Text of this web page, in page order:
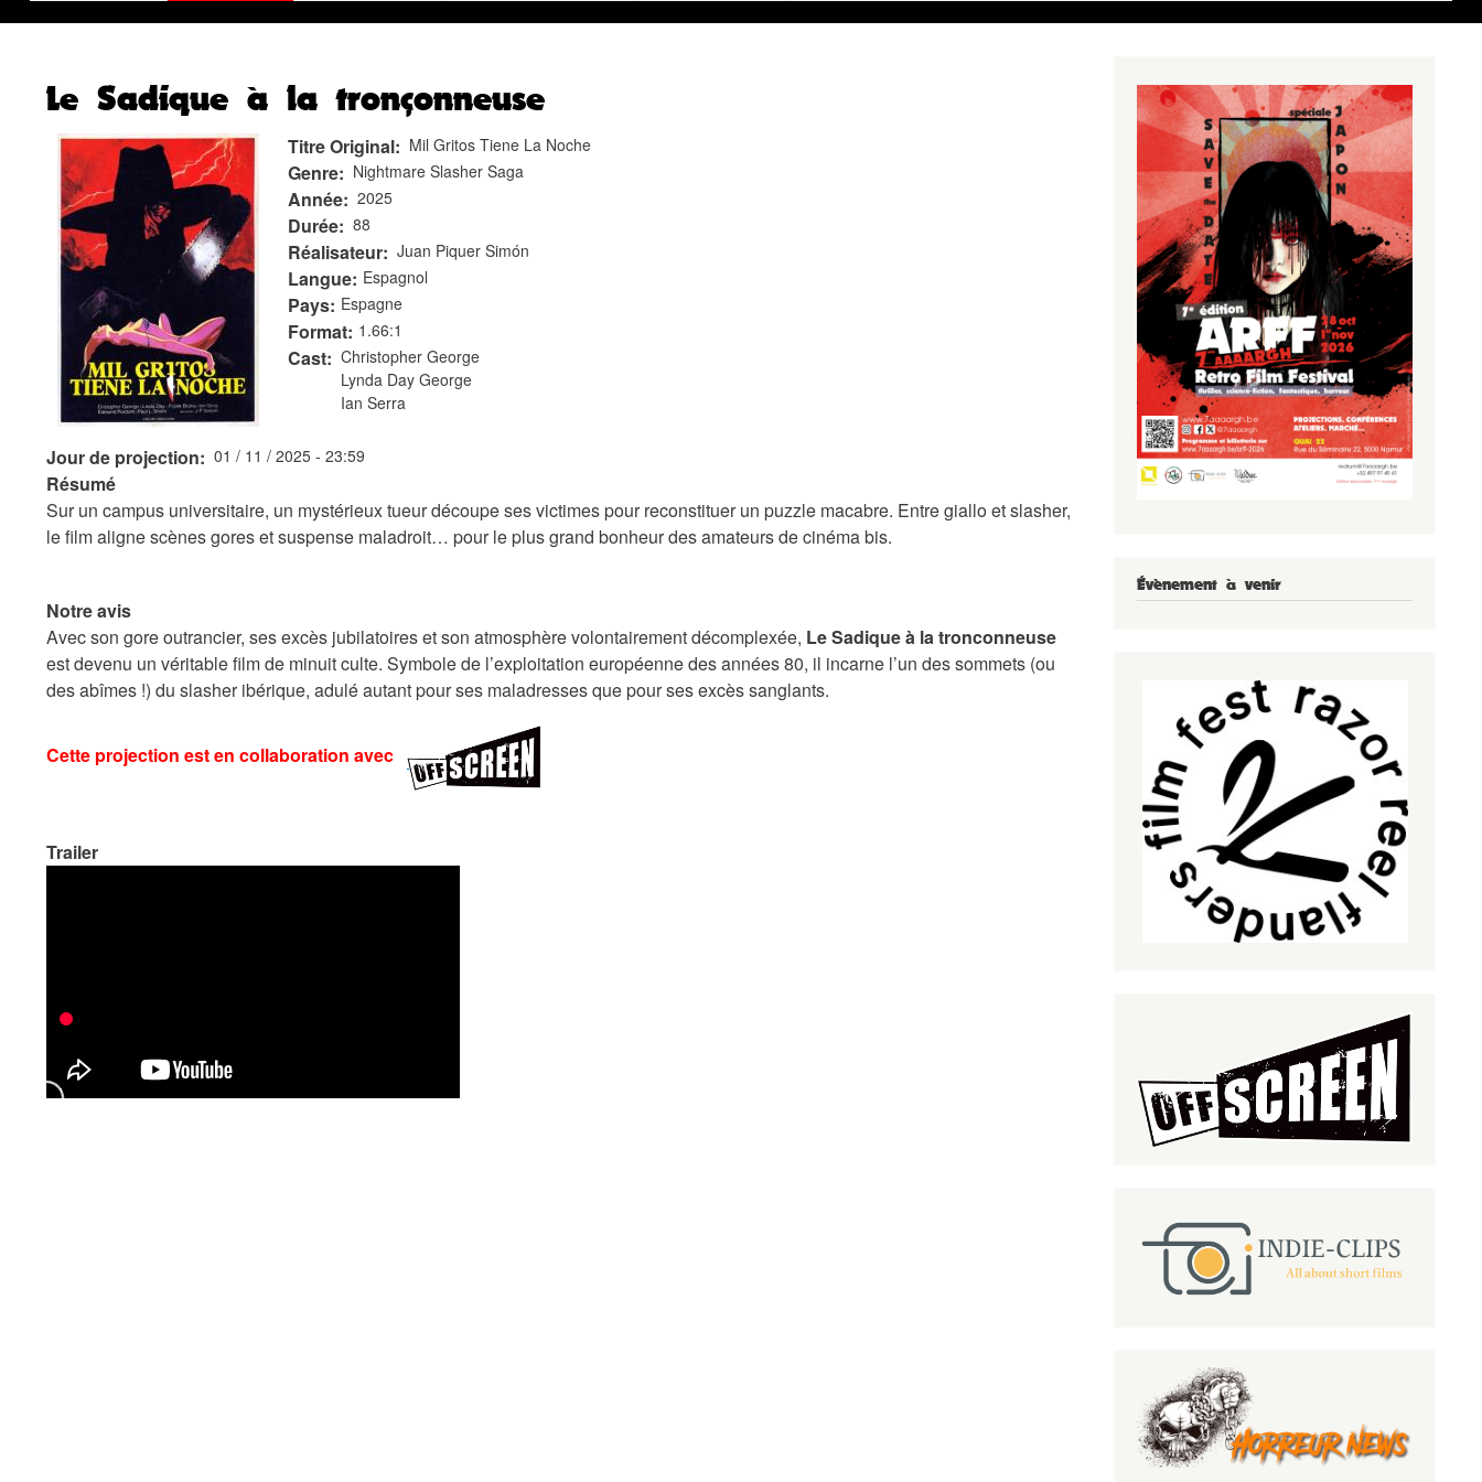
Le Sadique à la tronçonneuse
Titre Original Mil Gritos Tiene La Noche
Genre Nightmare Slasher Saga
Année 2025
Durée 88
Réalisateur Juan Piquer Simón
Langue Espagnol
Pays Espagne
Format 1.66:1
Cast
Christopher George
Lynda Day George
Ian Serra
Jour de projection 01 / 11 / 2025 - 23:59
Résumé
Sur un campus universitaire, un mystérieux tueur découpe ses victimes pour reconstituer un puzzle macabre. Entre giallo et slasher,
le film aligne scènes gores et suspense maladroit… pour le plus grand bonheur des amateurs de cinéma bis.
Notre avis
Avec son gore outrancier, ses excès jubilatoires et son atmosphère volontairement décomplexée, Le Sadique à la tronconneuse
est devenu un véritable film de minuit culte. Symbole de l’exploitation européenne des années 80, il incarne l’un des sommets (ou
des abîmes !) du slasher ibérique, adulé autant pour ses maladresses que pour ses excès sanglants.
Cette projection est en collaboration avec
Trailer
Évènement à venir